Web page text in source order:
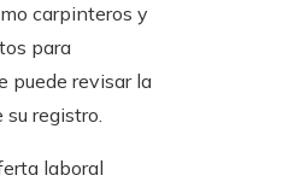
carpinteros y
para
puede revisar la
registro.
laboral